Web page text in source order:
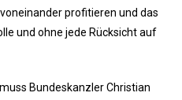
profitieren und das
und ohne jede Rücksicht auf
Bundeskanzler Christian